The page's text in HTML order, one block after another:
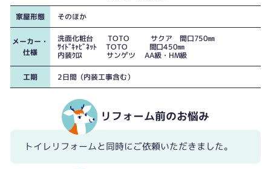
家屋形態 そのほか
メーカー・
仕様
洗面化粧台 TOTO サクア 間口750㎜
ｻｲﾄﾞｷｬﾋﾞﾈｯﾄ TOTO 間口450㎜
内装ｸﾛｽ サンゲツ AA級・HM級
工期 2日間（内装工事含む）
リフォーム前のお悩み
トイレリフォームと同時にご依頼いただきました。